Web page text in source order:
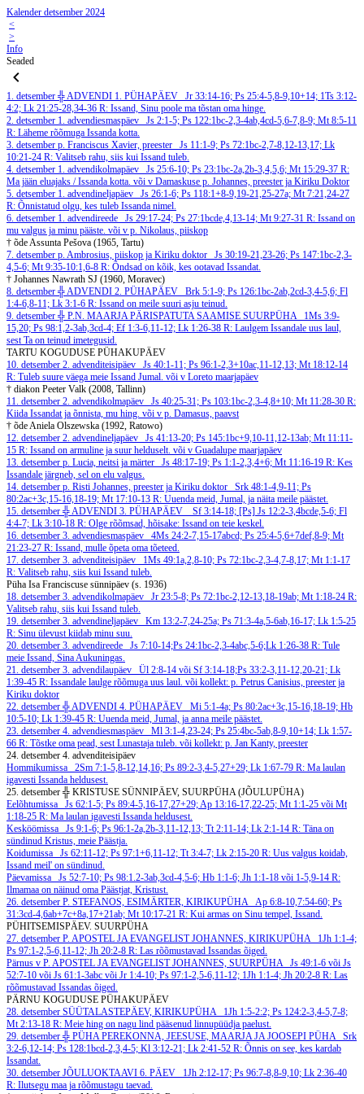
Kalender detsember 2024
<
>
Info
Seaded
1. detsember ╬ ADVENDI 1. PÜHAPÄEV
Jr 33:14-16; Ps 25:4-5,8-9,10+14; 1Ts 3:12-
4:2; Lk 21:25-28,34-36 R: Issand, Sinu poole ma tõstan oma hinge.
2. detsember 1. advendiesmaspäev
Js 2:1-5; Ps 122:1bc-2,3-4ab,4cd-5,6-7,8-9; Mt 8:5-11
R: Läheme rõõmuga Issanda kotta.
3. detsember p. Franciscus Xavier, preester
Js 11:1-9; Ps 72:1bc-2,7-8,12-13,17; Lk
10:21-24 R: Valitseb rahu, siis kui Issand tuleb.
4. detsember 1. advendikolmapäev Js 25:6-10; Ps 23:1bc-2a,2b-3,4,5,6; Mt 15:29-37 R:
Ma jään eluajaks / Issanda kotta. või v Damaskuse p. Johannes, preester ja Kiriku Doktor
5. detsember 1. advendineljapäev
Js 26:1-6; Ps 118:1+8-9,19-21,25-27a; Mt 7:21,24-27
R: Õnnistatud olgu, kes tuleb Issanda nimel.
6. detsember 1. advendireede Js 29:17-24; Ps 27:1bcde,4,13-14; Mt 9:27-31 R: Issand on
mu valgus ja minu pääste. või v p. Nikolaus, piiskop
† õde Assunta Pešova (1965, Tartu)
7. detsember p. Ambrosius, piiskop ja Kiriku doktor
Js 30:19-21,23-26; Ps 147:1bc-2,3-
4,5-6; Mt 9:35-10:1,6-8 R: Õndsad on kõik, kes ootavad Issandat.
† Johannes Nawrath SJ (1960, Moravec)
8. detsember ╬ ADVENDI 2. PÜHAPÄEV
Brk 5:1-9; Ps 126:1bc-2ab,2cd-3,4-5,6; Fl
1:4-6,8-11; Lk 3:1-6 R: Issand on meile suuri asju teinud.
9. detsember ╬ P.N. MAARJA PÄRISPATUTA SAAMISE SUURPÜHA
1Ms 3:9-
15,20; Ps 98:1,2-3ab,3cd-4; Ef 1:3-6,11-12; Lk 1:26-38 R: Laulgem Issandale uus laul,
sest Ta on teinud imetegusid.
TARTU KOGUDUSE PÜHAKUPÄEV
10. detsember 2. advenditeisipäev
Js 40:1-11; Ps 96:1-2,3+10ac,11-12,13; Mt 18:12-14
R: Tuleb suure väega meie Issand Jumal. või v Loreto maarjapäev
† diakon Peeter Valk (2008, Tallinn)
11. detsember 2. advendikolmapäev Js 40:25-31; Ps 103:1bc-2,3-4,8+10; Mt 11:28-30 R:
Kiida Issandat ja õnnista, mu hing. või v p. Damasus, paavst
† õde Aniela Olszewska (1992, Ratowo)
12. detsember 2. advendineljapäev
Js 41:13-20; Ps 145:1bc+9,10-11,12-13ab; Mt 11:11-
15 R: Issand on armuline ja suur helduselt. või v Guadalupe maarjapäev
13. detsember p. Lucia, neitsi ja märter Js 48:17-19; Ps 1:1-2,3,4+6; Mt 11:16-19 R: Kes
Issandale järgneb, sel on elu valgus.
14. detsember p. Risti Johannes, preester ja Kiriku doktor
Srk 48:1-4,9-11; Ps
80:2ac+3c,15-16,18-19; Mt 17:10-13 R: Uuenda meid, Jumal, ja näita meile päästet.
15. detsember ╬ ADVENDI 3. PÜHAPÄEV
Sf 3:14-18; [Ps] Js 12:2-3,4bcde,5-6; Fl
4:4-7; Lk 3:10-18 R: Olge rõõmsad, hõisake: Issand on teie keskel.
16. detsember 3. advendiesmaspäev
4Ms 24:2-7,15-17abcd; Ps 25:4-5,6+7def,8-9; Mt
21:23-27 R: Issand, mulle õpeta oma tõeteed.
17. detsember 3. advenditeisipäev
1Ms 49:1a,2,8-10; Ps 72:1bc-2,3-4,7-8,17; Mt 1:1-17
R: Valitseb rahu, siis kui Issand tuleb.
Püha Isa Franciscuse sünnipäev (s. 1936)
18. detsember 3. advendikolmapäev Jr 23:5-8; Ps 72:1bc-2,12-13,18-19ab; Mt 1:18-24 R:
Valitseb rahu, siis kui Issand tuleb.
19. detsember 3. advendineljapäev
Km 13:2-7,24-25a; Ps 71:3-4a,5-6ab,16-17; Lk 1:5-25
R: Sinu ülevust kiidab minu suu.
20. detsember 3. advendireede Js 7:10-14;Ps 24:1bc-2,3-4abc,5-6;Lk 1:26-38 R: Tule
meie Issand, Sina Aukuningas.
21. detsember 3. advendilaupäev
Ül 2:8-14 või Sf 3:14-18;Ps 33:2-3,11-12,20-21; Lk
1:39-45 R: Issandale laulge rõõmuga uus laul. või kollekt: p. Petrus Canisius, preester ja
Kiriku doktor
22. detsember ╬ ADVENDI 4. PÜHAPÄEV
Mi 5:1-4a; Ps 80:2ac+3c,15-16,18-19; Hb
10:5-10; Lk 1:39-45 R: Uuenda meid, Jumal, ja anna meile päästet.
23. detsember 4. advendiesmaspäev
Ml 3:1-4,23-24; Ps 25:4bc-5ab,8-9,10+14; Lk 1:57-
66 R: Tõstke oma pead, sest Lunastaja tuleb. või kollekt: p. Jan Kanty, preester
24. detsember 4. advenditeisipäev
Hommikumissa
2Sm 7:1-5,8-12,14,16; Ps 89:2-3,4-5,27+29; Lk 1:67-79 R: Ma laulan
igavesti Issanda heldusest.
25. detsember ╬ KRISTUSE SÜNNIPÄEV, SUURPÜHA (JÕULUPÜHA)
Eelõhtumissa
Js 62:1-5; Ps 89:4-5,16-17,27+29; Ap 13:16-17,22-25; Mt 1:1-25 või Mt
1:18-25 R: Ma laulan igavesti Issanda heldusest.
Kesköömissa
Js 9:1-6; Ps 96:1-2a,2b-3,11-12,13; Tt 2:11-14; Lk 2:1-14 R: Täna on
sündinud Kristus, meie Päästja.
Koidumissa
Js 62:11-12; Ps 97:1+6,11-12; Tt 3:4-7; Lk 2:15-20 R: Uus valgus koidab,
Issand meil' on sündinud.
Päevamissa
Js 52:7-10; Ps 98:1.2-3ab,3cd-4,5-6; Hb 1:1-6; Jh 1:1-18 või 1-5,9-14 R:
Ilmamaa on näinud oma Päästjat, Kristust.
26. detsember P. STEFANOS, ESIMÄRTER, KIRIKUPÜHA Ap 6:8-10,7:54-60; Ps
31:3cd-4,6ab+7c+8a,17+21ab; Mt 10:17-21 R: Kui armas on Sinu tempel, Issand.
PÜHITSEMISPÄEV. SUURPÜHA
27. detsember P. APOSTEL JA EVANGELIST JOHANNES, KIRIKUPÜHA
1Jh 1:1-4;
Ps 97:1-2,5-6,11-12; Jh 20:2-8 R: Las rõõmustavad Issandas õiged.
Pärnus v P. APOSTEL JA EVANGELIST JOHANNES, SUURPÜHA Js 49:1-6 või Js
52:7-10 või Js 61:1-3abc või Jr 1:4-10; Ps 97:1-2,5-6,11-12; 1Jh 1:1-4; Jh 20:2-8 R: Las
rõõmustavad Issandas õiged.
PÄRNU KOGUDUSE PÜHAKUPÄEV
28. detsember SÜÜTALASTEPÄEV, KIRIKUPÜHA
1Jh 1:5-2:2; Ps 124:2-3,4-5,7-8;
Mt 2:13-18 R: Meie hing on nagu lind pääsenud linnupüüdja paelust.
29. detsember ╬ PÜHA PEREKONNA, JEESUSE, MAARJA JA JOOSEPI PÜHA Srk
3:2-6,12-14; Ps 128:1bcd-2,3,4-5; Kl 3:12-21; Lk 2:41-52 R: Õnnis on see, kes kardab
Issandat.
30. detsember JÕULUOKTAAVI 6. PÄEV
1Jh 2:12-17; Ps 96:7-8,8-9,10; Lk 2:36-40
R: Ilutsegu maa ja rõõmustagu taevad.